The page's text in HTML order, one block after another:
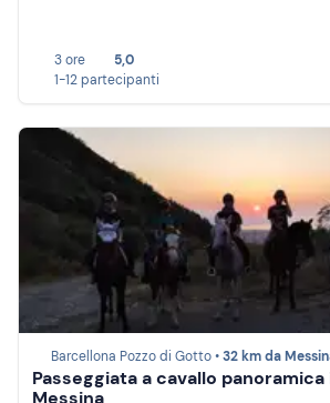
3 ore
5,0
1-12 partecipanti
Barcellona Pozzo di Gotto •32 km da
Passeggiata a cavallo